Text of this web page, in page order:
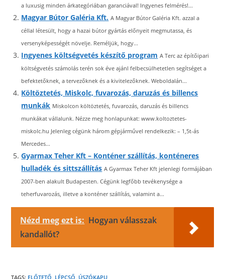
a luxusig minden árkategóriában garanciával! Ingyenes felmérés!...
Magyar Bútor Galéria Kft. A Magyar Bútor Galéria Kft. azzal a
céllal létesült, hogy a hazai bútor gyártás előnyeit megmutassa, és
versenyképességét növelje. Reméljük, hogy...
Ingyenes költségvetés készítő program A Terc az építőipari
költségvetés számolás terén sok éve ajánl felbecsülhetetlen segítséget a
befektetőknek, a tervezőknek és a kivitelezőknek. Weboldalán...
Költöztetés, Miskolc, fuvarozás, daruzás és billencs
munkák Miskolcon költöztetés, fuvarozás, daruzás és billencs
munkákat vállalunk. Nézze meg honlapunkat: www.koltoztetes-
miskolc.hu Jelenleg cégünk három gépjárművel rendelkezik: – 1,5t-ás
Mercedes...
Gyarmax Teher Kft – Konténer szállítás, konténeres
hulladék és sittszállítás A Gyarmax Teher Kft jelenlegi formájában
2007-ben alakult Budapesten. Cégünk legfőbb tevékenysége a
teherfuvarozás, illetve a konténer szállítás, valamint a...
Nézd meg ezt is: Hogyan válasszak
kandallót?
TAGS: ELŐTETŐ, LÉPCSŐ, ÚSZÓKAPU